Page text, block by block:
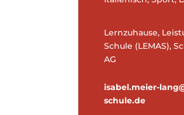
Lernzuhause,
Schule (LEMAS),
AG
isabel.meier-
schule.de